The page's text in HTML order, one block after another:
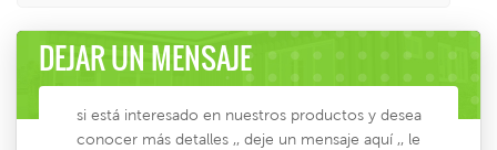
DEJAR UN MENSAJE
si está interesado en nuestros productos y desea
conocer más detalles ,, deje un mensaje aquí ,, le